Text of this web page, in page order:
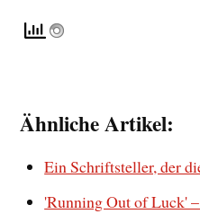
Ähnliche Artikel:
Ein Schriftsteller, der
'Running Out of Luck'